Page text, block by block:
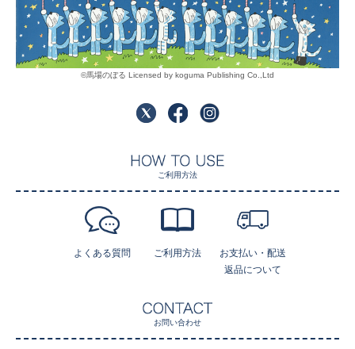
©馬場のぼる Licensed by koguma Publishing Co.,Ltd
お問い合わせ
ご利用方法
よくある質問 ご利用方法
お支払い・配送
返品について